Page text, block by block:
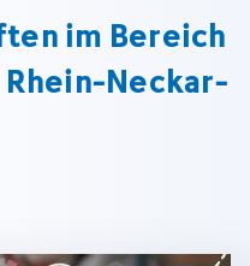
im Bereich
Neckar-